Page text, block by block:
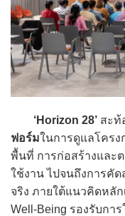
‘Horizon 28’ สะท้
ฟอร์มในการดูแลโครง
พื้นที่ การก่อสร้างและ
ใช้งาน ไปจนถึงการคัด
จริง ภายใต้แนวคิดหลัก
Well-Being รองรับกา